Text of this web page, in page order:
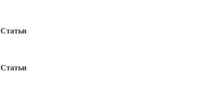
Статьи
Статьи